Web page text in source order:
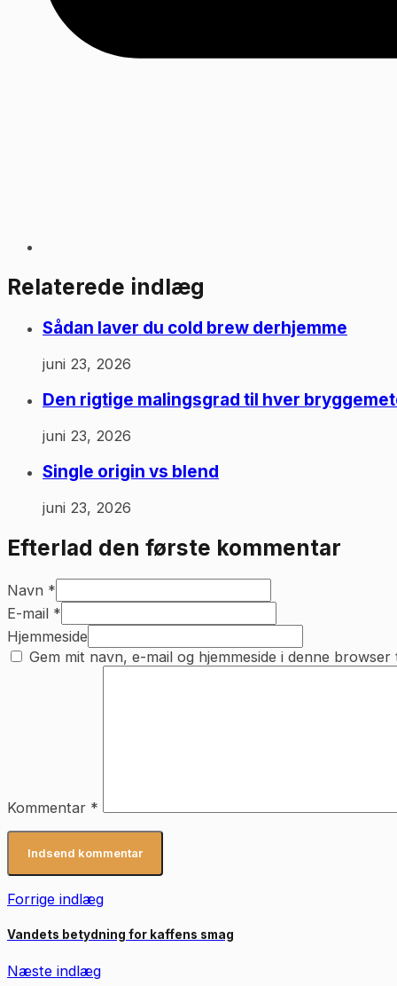
Relaterede indlæg
Sådan laver du cold brew derhjemme
juni 23, 2026
Den rigtige malingsgrad til hver
juni 23, 2026
Single origin vs blend
juni 23, 2026
Efterlad den første kommentar
Navn *
E-mail *
Hjemmeside
Gem mit navn, e-mail og hjemmeside i denne
Kommentar *
Forrige indlæg
Vandets betydning for kaffens smag
Næste indlæg